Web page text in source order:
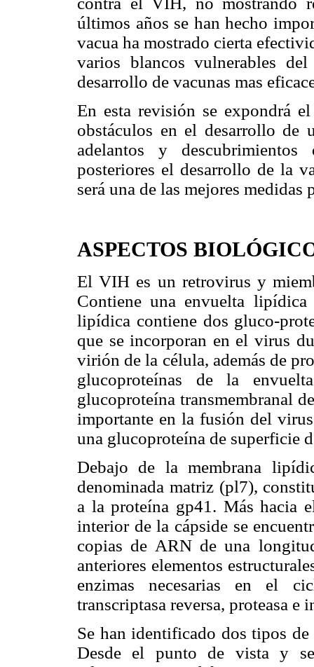
últimos años se han hecho
vacua ha mostrado cierta
varios blancos vulnerables
desarrollo de vacunas mas
En esta revisión se expondrá
obstáculos en el desarrollo
adelantos y
posteriores el desarrollo de la
será una de las mejores medidas
ASPECTOS
El VIH es un retrovirus y
Contiene una envuelta
lipídica contiene dos gluco-
que se incorporan en el virus
virión de la célula, además de
glucoproteínas de la
glucoproteína transmembranal
importante en la fusión del
una glucoproteína de superficie
Debajo de la membrana
denominada matriz (pl7),
a la proteína gp41. Más hacia
interior de la cápside se
copias de ARN de una
anteriores elementos
enzimas necesarias en el
transcriptasa reversa, proteasa e
Se han identificado dos tipos
Desde el punto de vista y